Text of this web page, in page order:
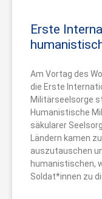
Erste
Am Vortag des
die Erste
Militärseelsorge
Humanistische
säkularer
Ländern kamen
auszutauschen
humanistischen,
Soldat*innen zu